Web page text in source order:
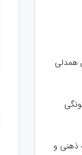
همدلی
ذهنی و